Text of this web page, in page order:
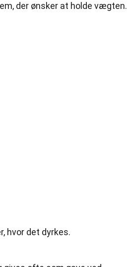
der ønsker at holde vægten.
hvor det dyrkes.